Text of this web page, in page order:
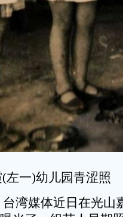
左一)幼儿园青涩照
媒体近日在光山